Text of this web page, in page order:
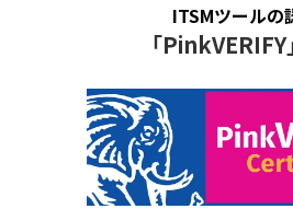
ITSMツールの
「